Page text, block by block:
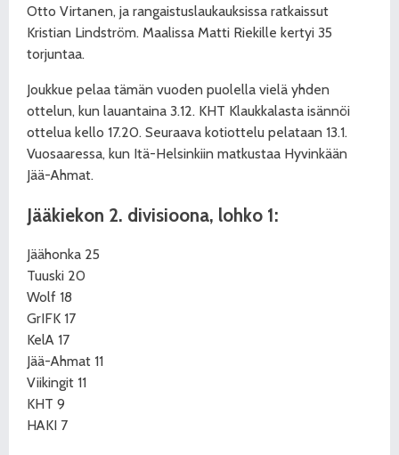
Otto Virtanen, ja rangaistuslaukauksissa ratkaissut
Kristian Lindström. Maalissa Matti Riekille kertyi 35
torjuntaa.
Joukkue pelaa tämän vuoden puolella vielä yhden
ottelun, kun lauantaina 3.12. KHT Klaukkalasta isännöi
ottelua kello 17.20. Seuraava kotiottelu pelataan 13.1.
Vuosaaressa, kun Itä-Helsinkiin matkustaa Hyvinkään
Jää-Ahmat.
Jääkiekon 2. divisioona, lohko 1:
Jäähonka 25
Tuuski 20
Wolf 18
GrIFK 17
KelA 17
Jää-Ahmat 11
Viikingit 11
KHT 9
HAKI 7